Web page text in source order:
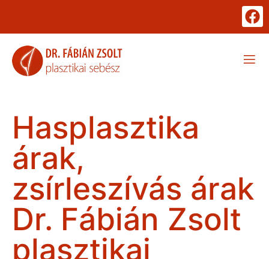
Hasplasztika
árak,
zsírleszívás árak
Dr. Fábián Zsolt
plasztikai